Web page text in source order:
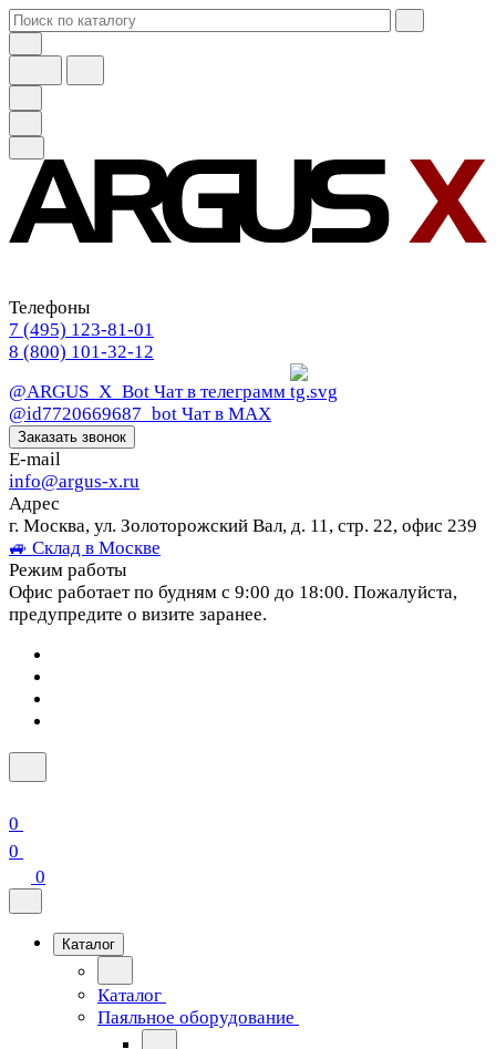
Телефоны
7 (495) 123-81-01
8 (800) 101-32-12
@ARGUS_X_Bot Чат в телеграмм
@id7720669687_bot Чат в МАХ
Заказать звонок
E-mail
info@argus-x.ru
Адрес
г. Москва, ул. Золоторожский Вал, д. 11, стр. 22, офис 239
🚙 Склад в Москве
Режим работы
Офис работает по будням с 9:00 до 18:00. Пожалуйста,
предупредите о визите заранее.
0
0
0
Каталог
Каталог
Паяльное оборудование